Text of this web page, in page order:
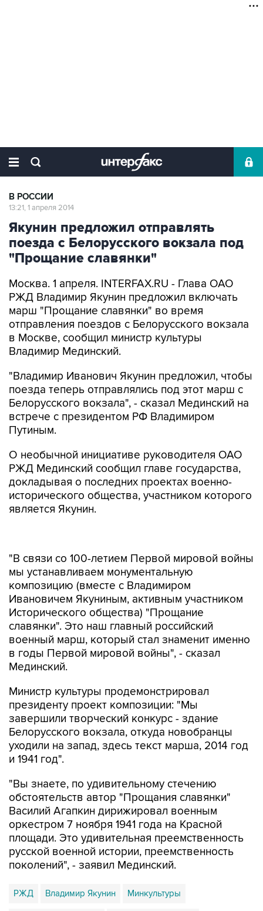
В РОССИИ
13:21, 1 апреля 2014
Якунин предложил отправлять
поезда с Белорусского вокзала под
"Прощание славянки"
Москва. 1 апреля. INTERFAX.RU - Глава ОАО
РЖД Владимир Якунин предложил включать
марш "Прощание славянки" во время
отправления поездов с Белорусского вокзала
в Москве, сообщил министр культуры
Владимир Мединский.
"Владимир Иванович Якунин предложил, чтобы
поезда теперь отправлялись под этот марш с
Белорусского вокзала", - сказал Мединский на
встрече с президентом РФ Владимиром
Путиным.
О необычной инициативе руководителя ОАО
РЖД Мединский сообщил главе государства,
докладывая о последних проектах военно-
исторического общества, участником которого
является Якунин.
"В связи со 100-летием Первой мировой войны
мы устанавливаем монументальную
композицию (вместе с Владимиром
Ивановичем Якуниным, активным участником
Исторического общества) "Прощание
славянки". Это наш главный российский
военный марш, который стал знаменит именно
в годы Первой мировой войны", - сказал
Мединский.
Министр культуры продемонстрировал
президенту проект композиции: "Мы
завершили творческий конкурс - здание
Белорусского вокзала, откуда новобранцы
уходили на запад, здесь текст марша, 2014 год
и 1941 год".
"Вы знаете, по удивительному стечению
обстоятельств автор "Прощания славянки"
Василий Агапкин дирижировал военным
оркестром 7 ноября 1941 года на Красной
площади. Это удивительная преемственность
русской военной истории, преемственность
поколений", - заявил Мединский.
РЖД Владимир Якунин Минкультуры